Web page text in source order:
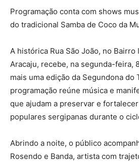
Programação conta com shows
do tradicional Samba de Coco da
A histórica Rua São João, no Bairro
Aracaju, recebe, na segunda-feira,
mais uma edição da Segundona do
programação reúne música e
que ajudam a preservar e
populares sergipanas durante o
Abrindo a noite, o público
Rosendo e Banda, artista com